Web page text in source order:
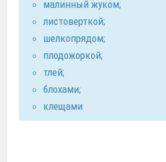
малинный жуком;
листоверткой;
шелкопрядом;
плодожоркой;
тлей;
блохами;
клещами